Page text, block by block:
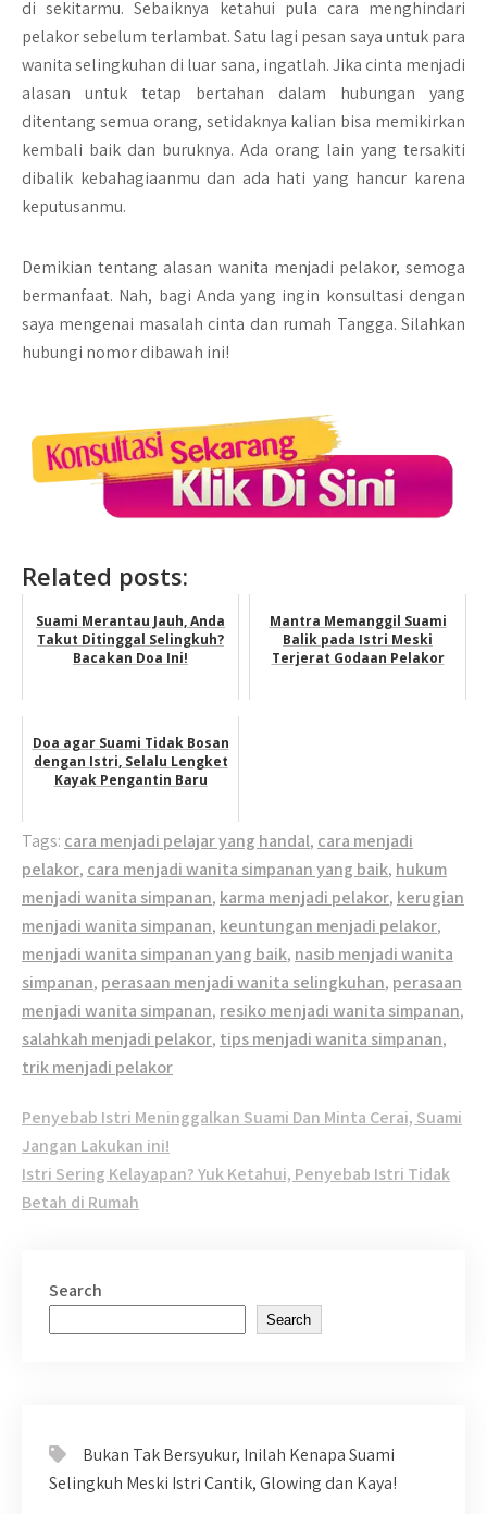
di sekitarmu. Sebaiknya ketahui pula cara menghindari
pelakor sebelum terlambat. Satu lagi pesan saya untuk para
wanita selingkuhan di luar sana, ingatlah. Jika cinta menjadi
alasan untuk tetap bertahan dalam hubungan yang
ditentang semua orang, setidaknya kalian bisa memikirkan
kembali baik dan buruknya. Ada orang lain yang tersakiti
dibalik kebahagiaanmu dan ada hati yang hancur karena
keputusanmu.
Demikian tentang alasan wanita menjadi pelakor, semoga
bermanfaat. Nah, bagi Anda yang ingin konsultasi dengan
saya mengenai masalah cinta dan rumah Tangga. Silahkan
hubungi nomor dibawah ini!
Related posts:
Suami Merantau Jauh, Anda
Takut Ditinggal Selingkuh?
Bacakan Doa Ini!
Mantra Memanggil Suami
Balik pada Istri Meski
Terjerat Godaan Pelakor
Doa agar Suami Tidak Bosan
dengan Istri, Selalu Lengket
Kayak Pengantin Baru
Tags: cara menjadi pelajar yang handal, cara menjadi
pelakor, cara menjadi wanita simpanan yang baik, hukum
menjadi wanita simpanan, karma menjadi pelakor, kerugian
menjadi wanita simpanan, keuntungan menjadi pelakor,
menjadi wanita simpanan yang baik, nasib menjadi wanita
simpanan, perasaan menjadi wanita selingkuhan, perasaan
menjadi wanita simpanan, resiko menjadi wanita simpanan,
salahkah menjadi pelakor, tips menjadi wanita simpanan,
trik menjadi pelakor
Post
navigation
Penyebab Istri Meninggalkan Suami Dan Minta Cerai, Suami
Jangan Lakukan ini!
Istri Sering Kelayapan? Yuk Ketahui, Penyebab Istri Tidak
Betah di Rumah
Search
Search
Bukan Tak Bersyukur, Inilah Kenapa Suami
Selingkuh Meski Istri Cantik, Glowing dan Kaya!